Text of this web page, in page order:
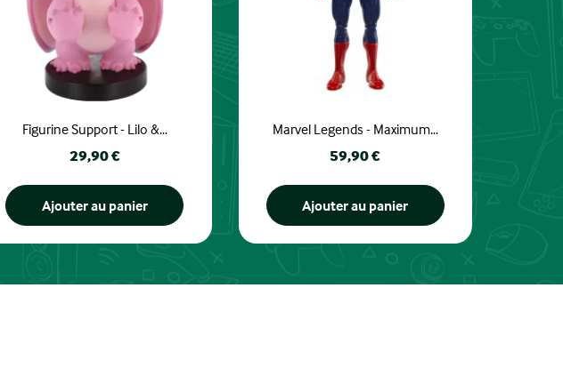
Figurine Support - Lilo &...
Prix
29,90 €
Ajouter au panier
Marvel Legends - Maximum...
Prix
59,90 €
Ajouter au panier